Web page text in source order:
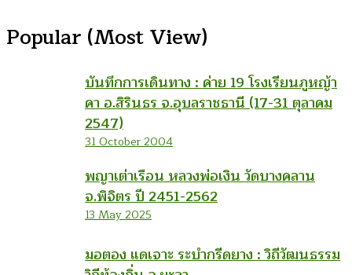
Popular (Most View)
บันทึกการเดินทาง : ค่าย 19 โรงเรียนภูหญ้า
คา อ.สิรินธร จ.อุบลราชธานี (17-31 ตุลาคม
2547)
31 October 2004
พญาเต่าเรือน หลวงพ่อเงิน วัดบางคลาน
จ.พิจิตร ปี 2451-2562
13 May 2025
มอตอง แดเจาะ ระบำกรีดยาง : วิถีวัฒนธรรม